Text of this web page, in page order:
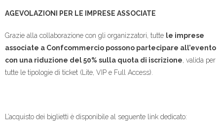
AGEVOLAZIONI PER LE IMPRESE ASSOCIATE
Grazie alla collaborazione con gli organizzatori, tutte le imprese
associate a Confcommercio possono partecipare all’evento
con una riduzione del 50% sulla quota di iscrizione , valida per
tutte le tipologie di ticket (Lite, VIP e Full Access).
L’acquisto dei biglietti è disponibile al seguente link dedicato: